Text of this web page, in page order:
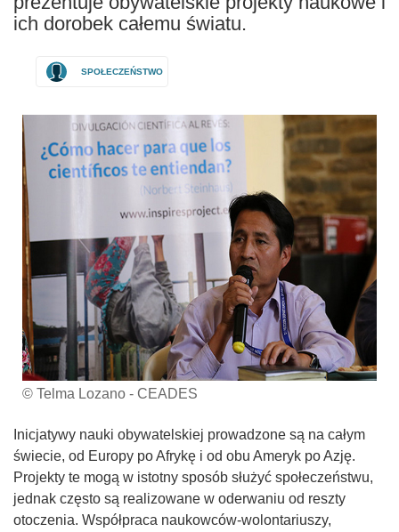
ich dorobek całemu światu.
SPOŁECZEŃSTWO
© Telma Lozano - CEADES
Inicjatywy nauki obywatelskiej prowadzone są na całym
świecie, od Europy po Afrykę i od obu Ameryk po Azję.
Projekty te mogą w istotny sposób służyć społeczeństwu,
jednak często są realizowane w oderwaniu od reszty
otoczenia. Współpraca naukowców-wolontariuszy,